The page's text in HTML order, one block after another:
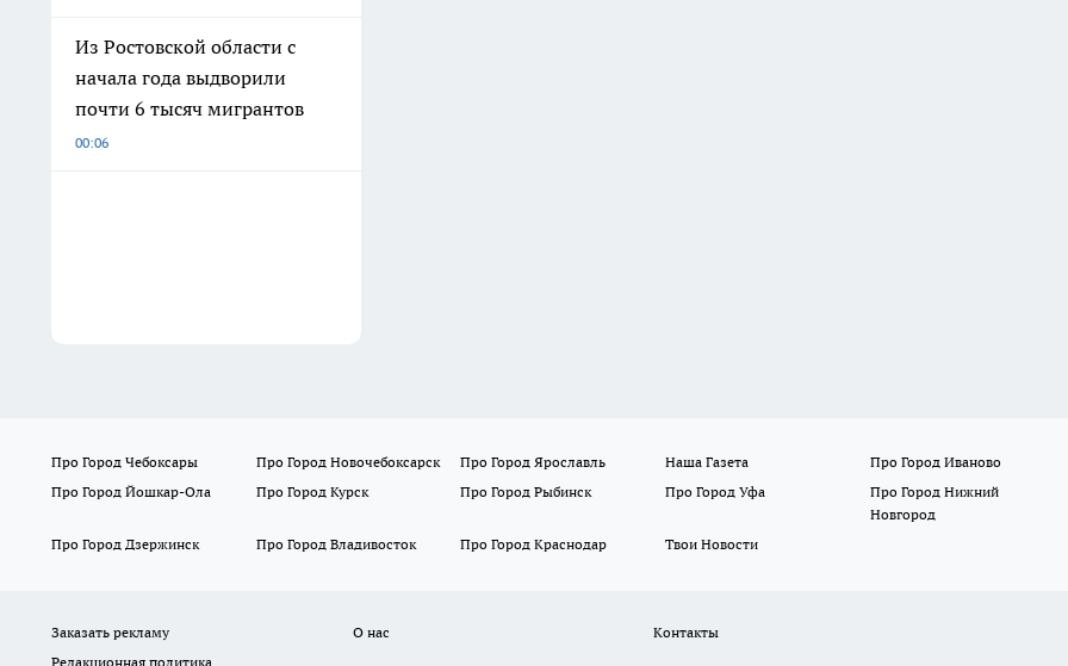
Из Ростовской области с
начала года выдворили
почти 6 тысяч мигрантов
00:06
Про Город Чебоксары Про Город Новочебоксарск Про Город Ярославль Наша Газета
Про Город Иваново
Про Город Йошкар-Ола
Про Город Курск Про Город Рыбинск Про Город Уфа
Про Город Нижний
Новгород
Про Город Дзержинск
Про Город Владивосток Про Город Краснодар Твои Новости
Заказать рекламу О нас
Контакты
Редакционная политика